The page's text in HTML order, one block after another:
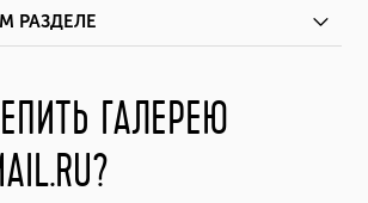
ВИДЕОУРОКИ
ОБНОВЛЕНИЯ
РАЗДЕЛЕ
на тарифе «Mail Space и Vigbo»?
ГАЛЕРЕЮ